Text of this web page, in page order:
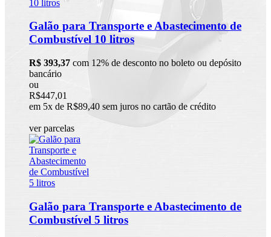
Galão para Transporte e Abastecimento de
Combustível 10 litros
R$ 393,37 com 12% de desconto no boleto ou depósito
bancário
ou
R$447,01
em 5x de R$89,40 sem juros no cartão de crédito
ver parcelas
Galão para Transporte e Abastecimento de
Combustível 5 litros